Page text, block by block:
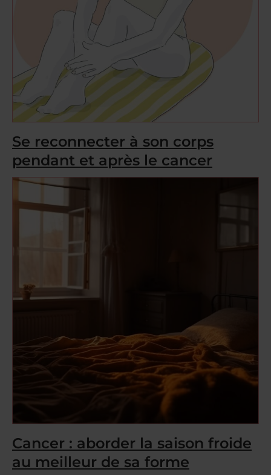
Se reconnecter à son corps
pendant et après le cancer
Cancer : aborder la saison froide
au meilleur de sa forme